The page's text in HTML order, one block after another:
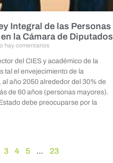
Integral de las Personas
la Cámara de Diputados
hay comentarios
del CIES y académico de la
tal el envejecimiento de la
año 2050 alrededor del 30% de
de 60 años (personas mayores).
debe preocuparse por la
3 4 5 … 23